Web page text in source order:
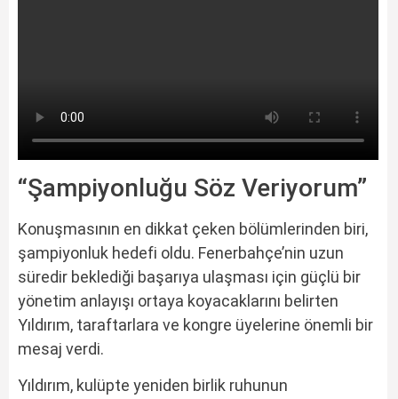
“Şampiyonluğu Söz Veriyorum”
Konuşmasının en dikkat çeken bölümlerinden biri,
şampiyonluk hedefi oldu. Fenerbahçe’nin uzun
süredir beklediği başarıya ulaşması için güçlü bir
yönetim anlayışı ortaya koyacaklarını belirten
Yıldırım, taraftarlara ve kongre üyelerine önemli bir
mesaj verdi.
Yıldırım, kulüpte yeniden birlik ruhunun